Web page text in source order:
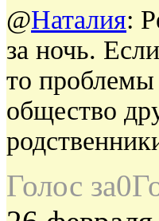
@Наталия:
за ночь.
то проблемы
общество
Голос за0